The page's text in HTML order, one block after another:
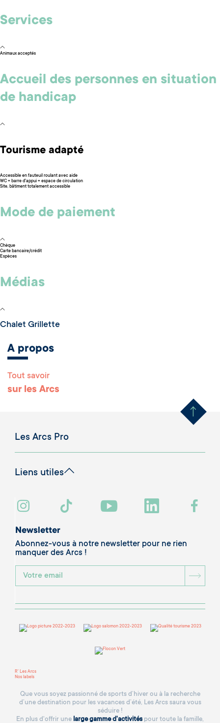
Services
Animaux acceptés
Accueil des personnes en situation
de handicap
Tourisme adapté
Accessible en fauteuil roulant avec aide
WC + barre d'appui + espace de circulation
Site, bâtiment totalement accessible
Mode de paiement
Chèque
Carte bancaire/crédit
Espèces
Médias
Chalet Grillette
A propos
Tout savoir
sur les Arcs Remonter
Les Arcs Pro
Liens utiles
Newsletter
Abonnez-vous à notre newsletter pour ne rien
manquer des Arcs !
R' Les Arcs
Nos labels
Que vous soyez passionné de sports d’hiver ou à la recherche
d’une destination pour les vacances d’été, Les Arcs saura vous
séduire !
En plus d'offrir une large gamme d'activitéspour toute la famille,